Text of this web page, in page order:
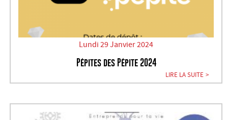
Lundi 29 Janvier 2024
Pépites des Pépite 2024
LIRE LA SUITE